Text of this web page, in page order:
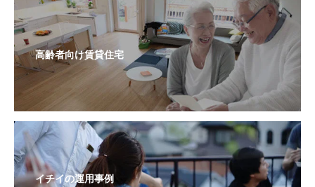
高齢者向け賃貸住宅
イチイの運用事例